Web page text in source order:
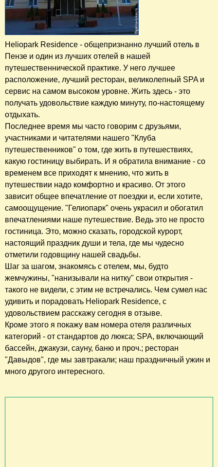
Heliopark Residence - общепризнанно лучший отель в
Пензе и один из лучших отелей в нашей
путешественнической практике. У него лучшее
расположение, лучший ресторан, великолепный SPA и
сервис на самом высоком уровне. Жить здесь - это
получать удовольствие каждую минуту, по-настоящему
отдыхать.
Последнее время мы часто говорим с друзьями,
участниками и читателями нашего "Клуба
путешественников" о том, где жить в путешествиях,
какую гостиницу выбирать. И я обратила внимание - со
временем все приходят к мнению, что жить в
путешествии надо комфортно и красиво. От этого
зависит общее впечатление от поездки и, если хотите,
самоощущение. "Гелиопарк" очень украсил и обогатил
впечатлениями наше путешествие. Ведь это не просто
гостиница. Это, можно сказать, городской курорт,
настоящий праздник души и тела, где мы чудесно
отметили годовщину нашей свадьбы.
Шаг за шагом, знакомясь с отелем, мы, будто
жемчужины, "нанизывали на нитку" свои открытия -
такого не видели, с этим не встречались. Чем сумел нас
удивить и порадовать Heliopark Residence, с
удовольствием расскажу сегодня в отзыве.
Кроме этого я покажу вам номера отеля различных
категорий - от стандартов до люкса; SPA, включающий
бассейн, джакузи, сауну, баню и проч.; ресторан
"Давыдов", где мы завтракали; наш праздничный ужин и
много другого интересного.